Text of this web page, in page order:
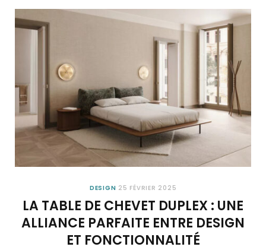
DESIGN 25 FÉVRIER 2025
LA TABLE DE CHEVET DUPLEX : UNE
ALLIANCE PARFAITE ENTRE DESIGN
ET FONCTIONNALITÉ